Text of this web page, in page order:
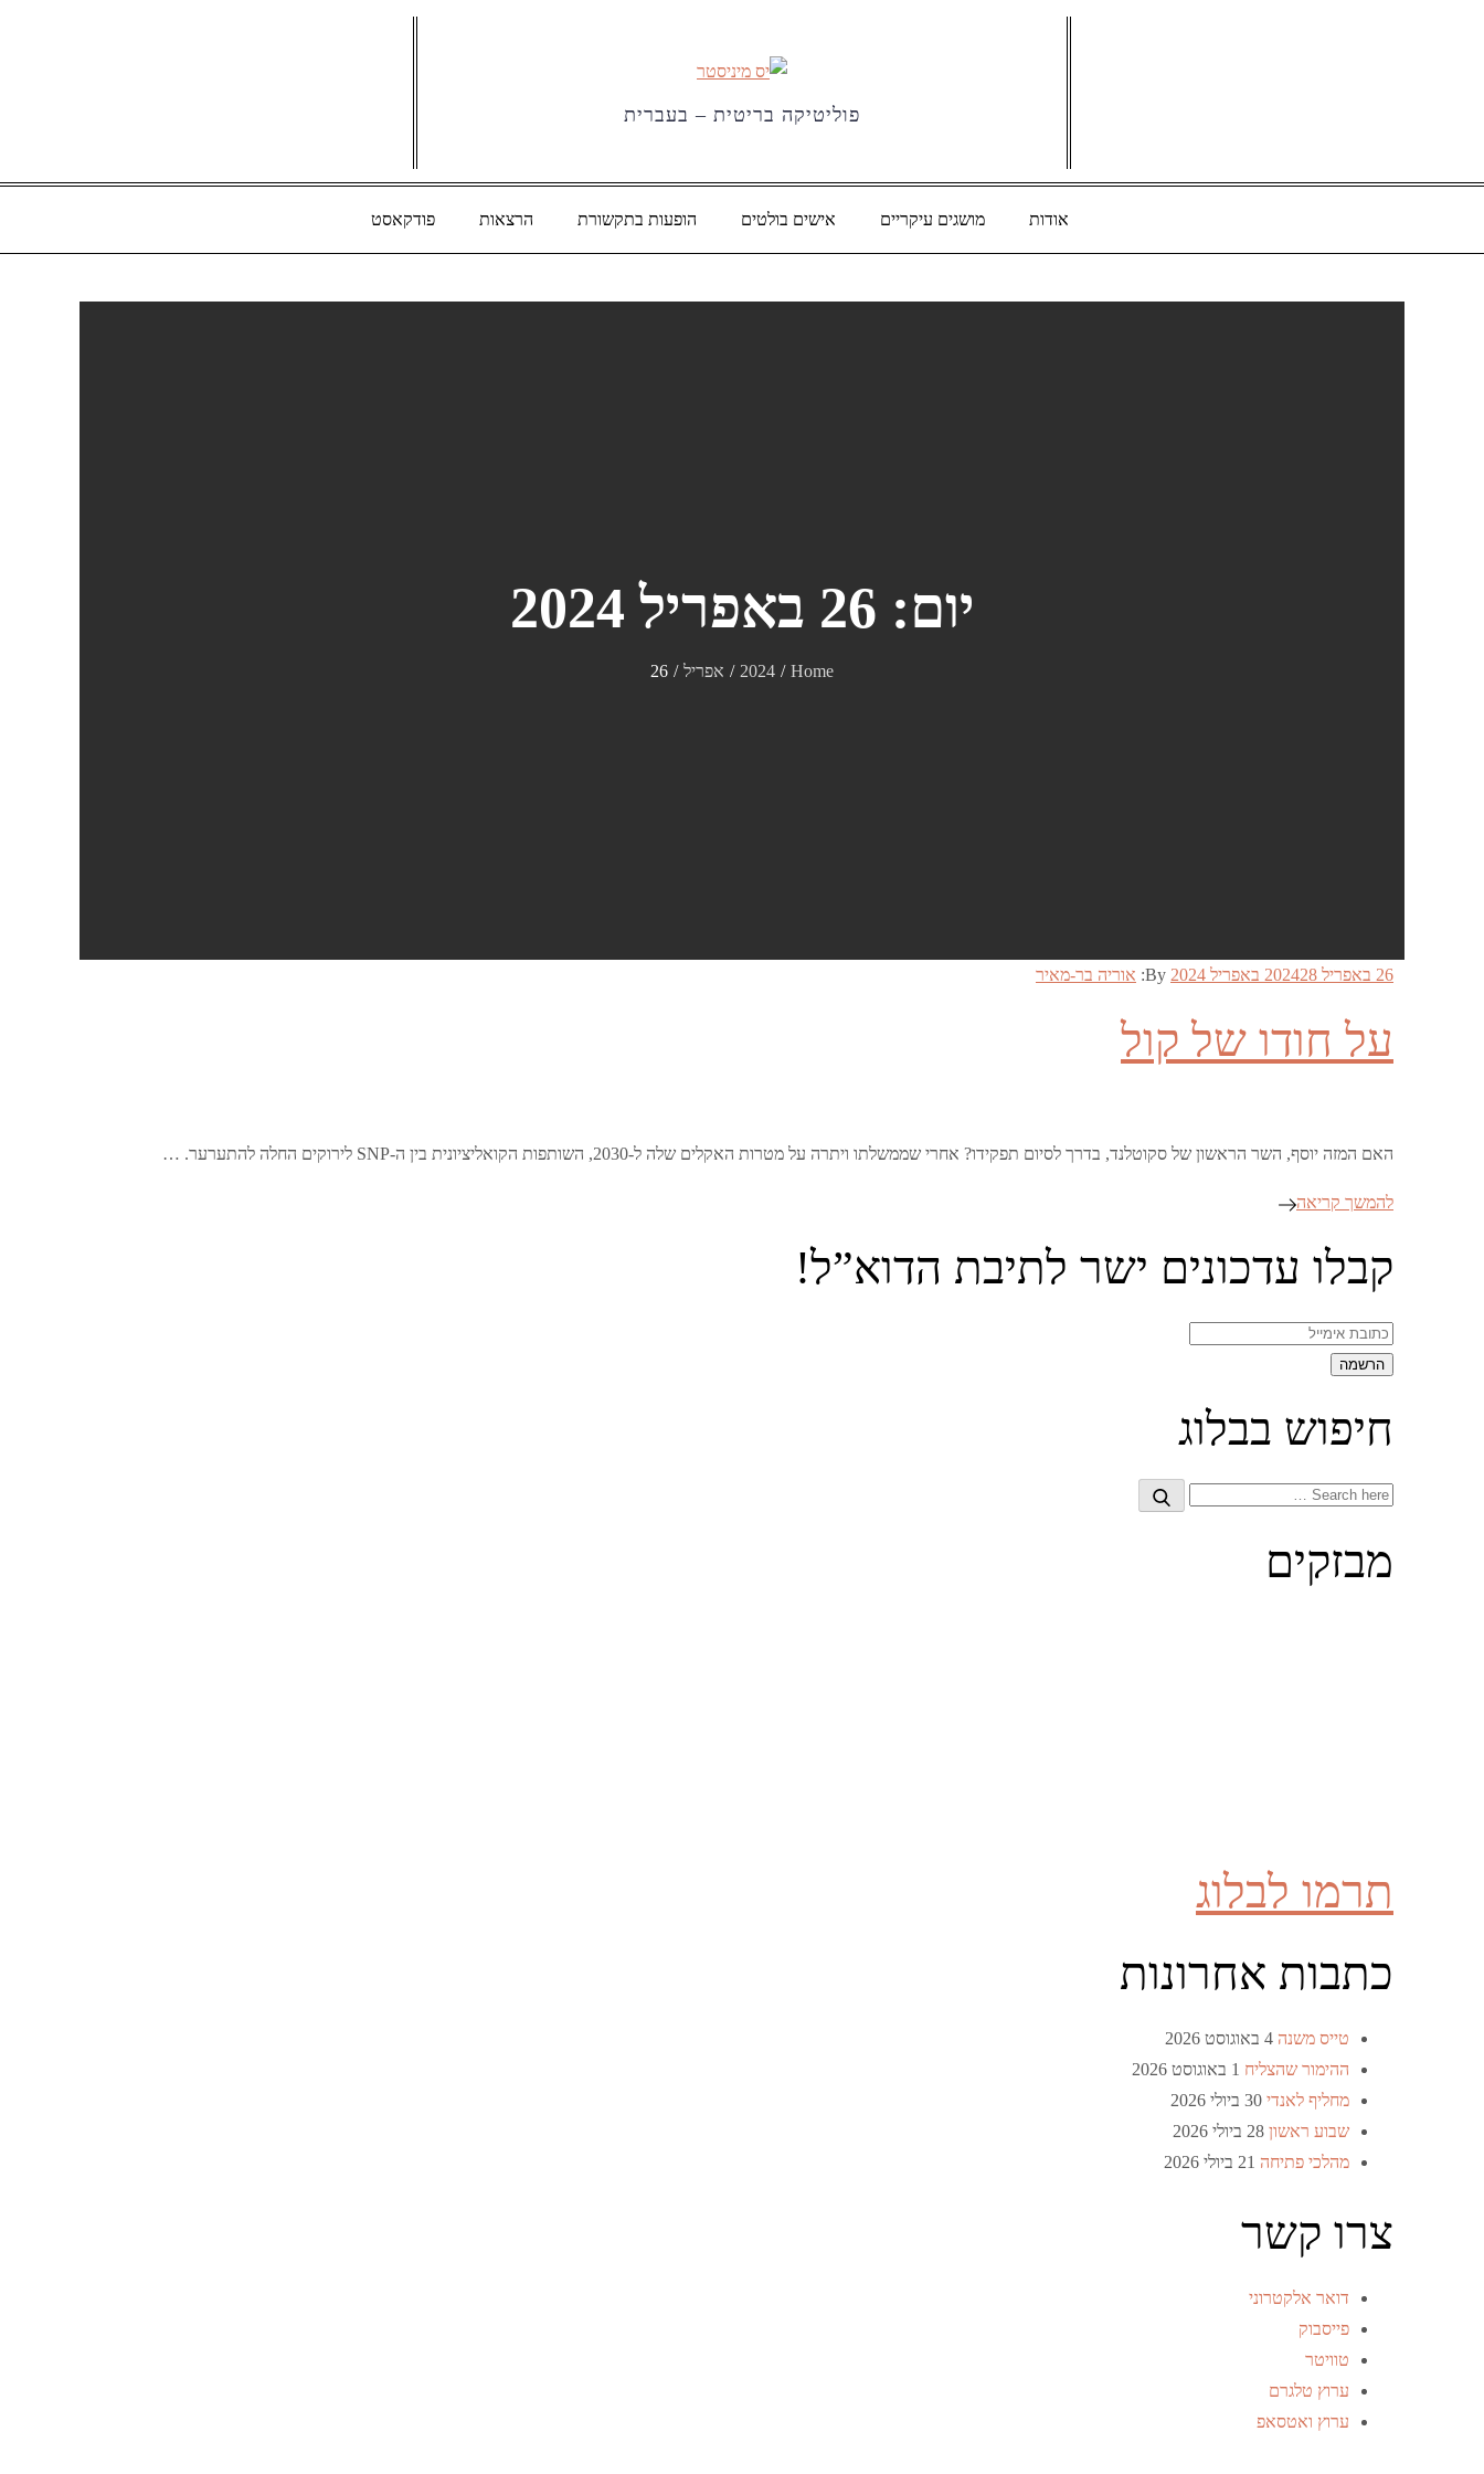
פוליטיקה בריטית – בעברית
אודות מושגים עיקריים אישים בולטים הופעות בתקשורת הרצאות פודקאסט
יום: 26 באפריל 2024
Home
2024 אפריל 26
Posted
26 באפריל 2024 28 באפריל 2024 By: אוריה בר-מאיר
על חודו של קול
האם המזה יוסף, השר הראשון של סקוטלנד, בדרך לסיום תפקידו? אחרי שממשלתו ויתרה על מטרות האקלים שלה ל-2030, השותפות הקואליציונית בין ה-SNP לירוקים החלה להתערער. …
להמשך קריאה
קבלו עדכונים ישר לתיבת הדוא”ל!
חיפוש בבלוג
Search
Search
מבזקים
תרמו לבלוג
כתבות אחרונות
טייס משנה 4 באוגוסט 2026
ההימור שהצליח 1 באוגוסט 2026
מחליף לאנדי 30 ביולי 2026
שבוע ראשון 28 ביולי 2026
מהלכי פתיחה 21 ביולי 2026
צרו קשר
דואר אלקטרוני
פייסבוק
טוויטר
ערוץ טלגרם
ערוץ ואטסאפ